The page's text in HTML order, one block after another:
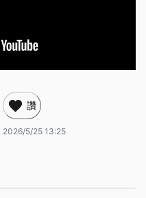
讚
2026/5/25 13:25